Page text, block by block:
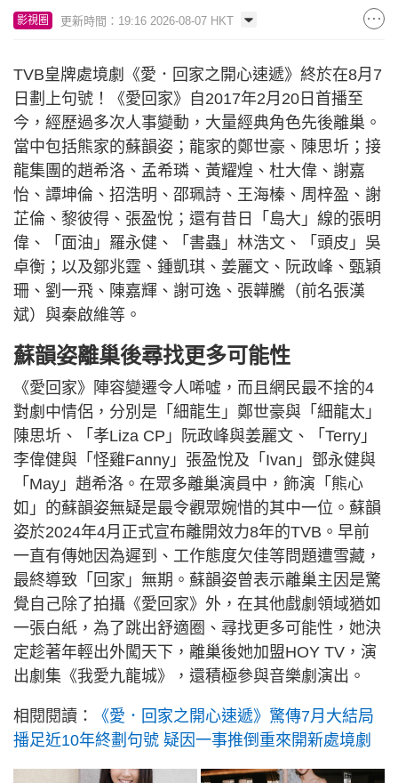
影視圈 更新時間：19:16 2026-08-07 HKT
TVB皇牌處境劇《愛．回家之開心速遞》終於在8月7
日劃上句號！《愛回家》自2017年2月20日首播至
今，經歷過多次人事變動，大量經典角色先後離巢。
當中包括熊家的蘇韻姿；龍家的鄭世豪、陳思圻；接
龍集團的趙希洛、孟希璘、黃耀煌、杜大偉、謝嘉
怡、譚坤倫、招浩明、邵珮詩、王海榛、周梓盈、謝
芷倫、黎彼得、張盈悅；還有昔日「島大」線的張明
偉、「面油」羅永健、「書蟲」林浩文、「頭皮」吳
卓衡；以及鄒兆霆、鍾凱琪、姜麗文、阮政峰、甄穎
珊、劉一飛、陳嘉輝、謝可逸、張韡騰（前名張漢
斌）與秦啟維等。
蘇韻姿離巢後尋找更多可能性
《愛回家》陣容變遷令人唏噓，而且網民最不捨的4
對劇中情侶，分別是「細龍生」鄭世豪與「細龍太」
陳思圻、「孝Liza CP」阮政峰與姜麗文、「Terry」
李偉健與「怪雞Fanny」張盈悅及「Ivan」鄧永健與
「May」趙希洛。在眾多離巢演員中，飾演「熊心
如」的蘇韻姿無疑是最令觀眾婉惜的其中一位。蘇韻
姿於2024年4月正式宣布離開效力8年的TVB。早前
一直有傳她因為遲到、工作態度欠佳等問題遭雪藏，
最終導致「回家」無期。蘇韻姿曾表示離巢主因是驚
覺自己除了拍攝《愛回家》外，在其他戲劇領域猶如
一張白紙，為了跳出舒適圈、尋找更多可能性，她決
定趁著年輕出外闖天下，離巢後她加盟HOY TV，演
出劇集《我愛九龍城》，還積極參與音樂劇演出。
相閱閱讀：
《愛．回家之開心速遞》驚傳7月大結局
播足近10年終劃句號 疑因一事推倒重來開新處境劇